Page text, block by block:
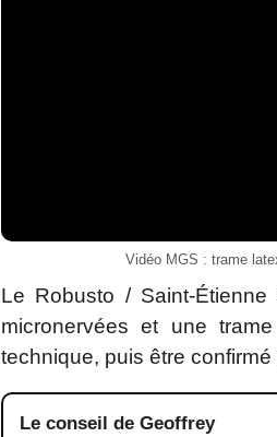
Vidéo MGS : trame
Le Robusto / Saint-
micronervées et une
technique, puis être
Le conseil de Geoffrey